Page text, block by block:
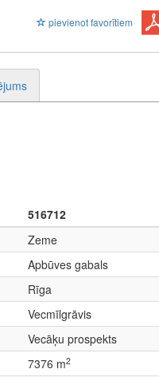
pievienot favorītiem
516712
Zeme
Apbūves gabals
Rīga
Vecmīlgrāvis
Vecāķu prospekts
7376 m2